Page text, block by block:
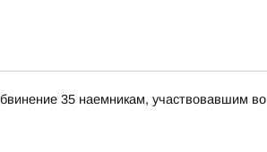
35 наемникам, участвовавшим